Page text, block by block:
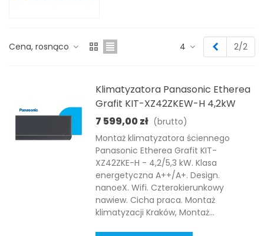
Cena, rosnąco 4 Poprzedni
2/2
Klimatyzatora Panasonic Etherea
Grafit KIT-XZ42ZKEW-H 4,2kW
7 599,00 zł (brutto)
Montaż klimatyzatora ściennego
Panasonic Etherea Grafit KIT-
XZ42ZKE-H - 4,2/5,3 kW. Klasa
energetyczna A++/A+. Design.
nanoeX. Wifi. Czterokierunkowy
nawiew. Cicha praca. Montaż
klimatyzacji Kraków, Montaż...